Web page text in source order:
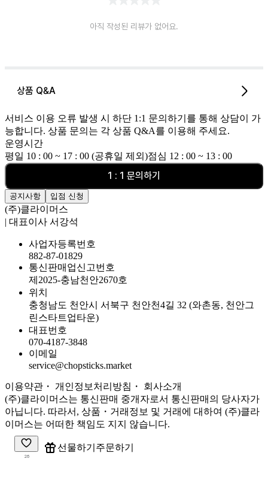
아직 작성된 리뷰가 없어요.
상품 Q&A
서비스 이용 오류 발생 시 하단 1:1 문의하기를 통해 상담이 가
능합니다. 상품 문의는 각 상품 Q&A를 이용해 주세요.
운영시간
평일 10 : 00 ~ 17 : 00 (공휴일 제외)점심 12 : 00 ~ 13 : 00
1 : 1 문의하기
공지사항 입점 신청
(주)클라이머스
| 대표이사 서강석
사업자등록번호
882-87-01829
통신판매업신고번호
제2025-충남천안2670호
위치
충청남도 천안시 서북구 천안천4길 32 (와촌동, 천안그
린스타트업타운)
대표번호
070-4187-3848
이메일
service@chopsticks.market
이용약관 ・ 개인정보처리방침 ・ 회사소개
(주)클라이머스는 통신판매 중개자로서 통신판매의 당사자가
아닙니다. 따라서, 상품・거래정보 및 거래에 대하여 (주)클라
이머스는 어떠한 책임도 지지 않습니다.
26
선물하기 주문하기